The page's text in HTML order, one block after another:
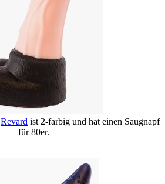
Revard ist 2-farbig und hat einen Saugnapf
für 80er.